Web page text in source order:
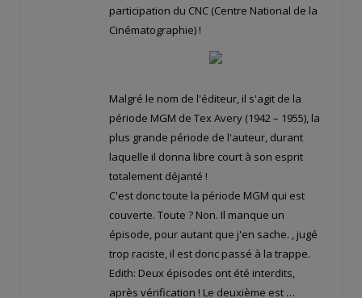
participation du CNC (Centre National de la
Cinématographie) !
Malgré le nom de l'éditeur, il s'agit de la
période MGM de Tex Avery (1942 – 1955), la
plus grande période de l'auteur, durant
laquelle il donna libre court à son esprit
totalement déjanté !
C'est donc toute la période MGM qui est
couverte. Toute ? Non. Il manque un
épisode, pour autant que j'en sache. , jugé
trop raciste, il est donc passé à la trappe.
Edith: Deux épisodes ont été interdits,
après vérification ! Le deuxième est …